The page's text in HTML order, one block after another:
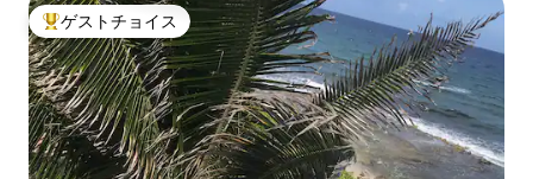
大好評のゲストチョイスです。
ゲストチョイス